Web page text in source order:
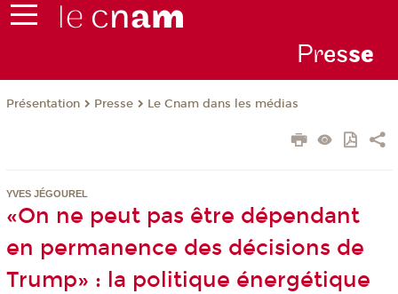
Presse
Présentation Presse Le Cnam dans les médias
YVES JÉGOUREL
«On ne peut pas être dépendant
en permanence des décisions de
Trump» : la politique énergétique